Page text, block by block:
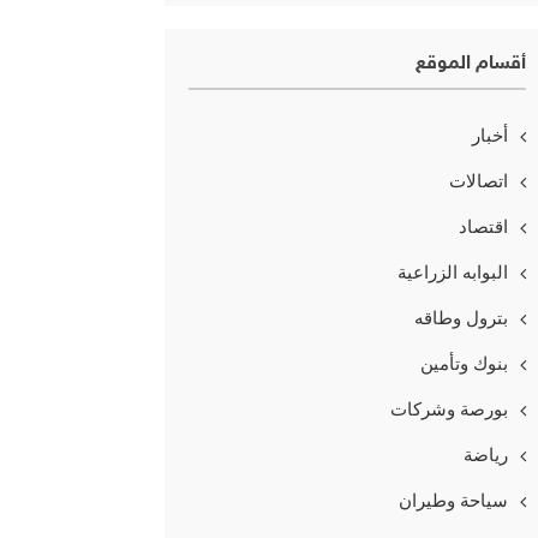
أقسام الموقع
أخبار
اتصالات
اقتصاد
البوابه الزراعية
بترول وطاقه
بنوك وتأمين
بورصة وشركات
رياضة
سياحة وطيران